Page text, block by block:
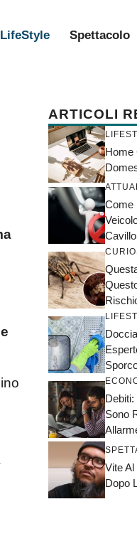
LifeStyle Spettacolo
ARTICOLI
Home
Come
Cavillo
Sono
Vite
Dopo